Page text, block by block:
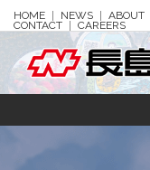
HOME NEWS ABOUT
CONTACT CAREERS